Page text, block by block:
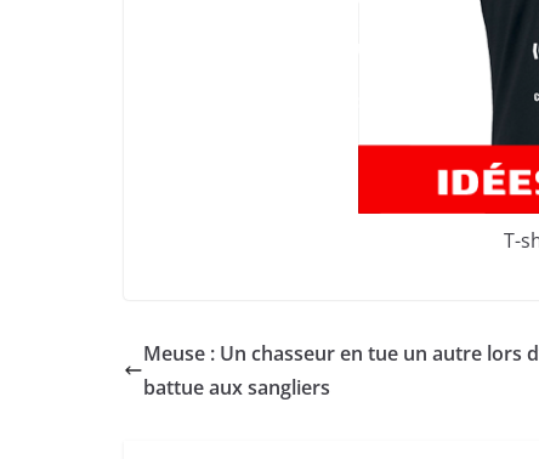
T-
Meuse : Un chasseur en tue un autre lors
battue aux sangliers